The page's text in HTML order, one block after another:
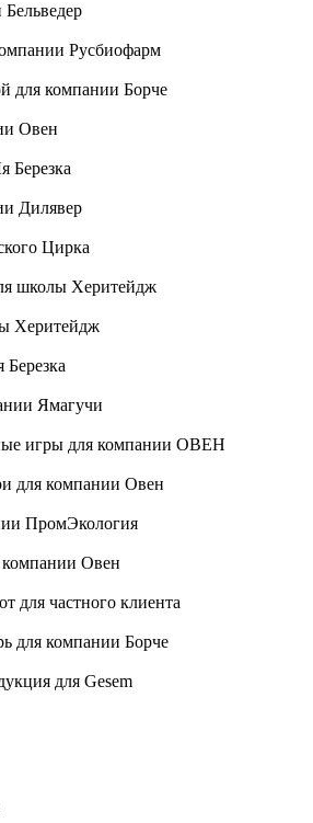
Русбиофарм
для компании Борче
Овен
Березка
Дилявер
Цирка
школы Херитейдж
Херитейдж
Ямагучи
игры для компании ОВЕН
для компании Овен
ПромЭкология
компании Овен
для частного клиента
для компании Борче
для Gesem